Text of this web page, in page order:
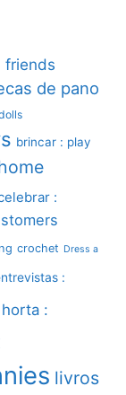
friends
de pano
brincar : play
:
crochet Dress a
:
horta :
livros